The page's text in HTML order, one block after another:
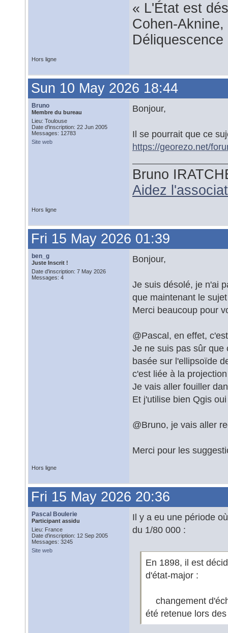
« L'État est
Cohen-
Hors ligne
Sun 10 May 2026 18:44
Bruno
Membre du bureau
Lieu: Toulouse
Date d'inscription: 22 Jun 2005
Messages: 12783
Site web
Bonjour,
Il se pourrait que ce
https://georezo.net/
Bruno
Aidez
Hors ligne
Fri 15 May 2026 01:39
ben_g
Juste Inscrit !
Date d'inscription: 7 May 2026
Messages: 4
Bonjour,
Je suis désolé, je n'ai
que maintenant le
Merci beaucoup pour
@Pascal, en effet,
Je ne suis pas sûr que
basée sur l'ellipsoïde
c'est liée à la
Je vais aller fouiller
Et j'utilise bien Qgis
@Bruno, je vais aller
Merci pour les
Hors ligne
Fri 15 May 2026 20:36
Pascal Boulerie
Participant assidu
Lieu: France
Date d'inscription: 12 Sep 2005
Messages: 3245
Site web
Il y a eu une période
du 1/80 000 :
En 1898, il est
d'état-major :
changement
été retenue lors